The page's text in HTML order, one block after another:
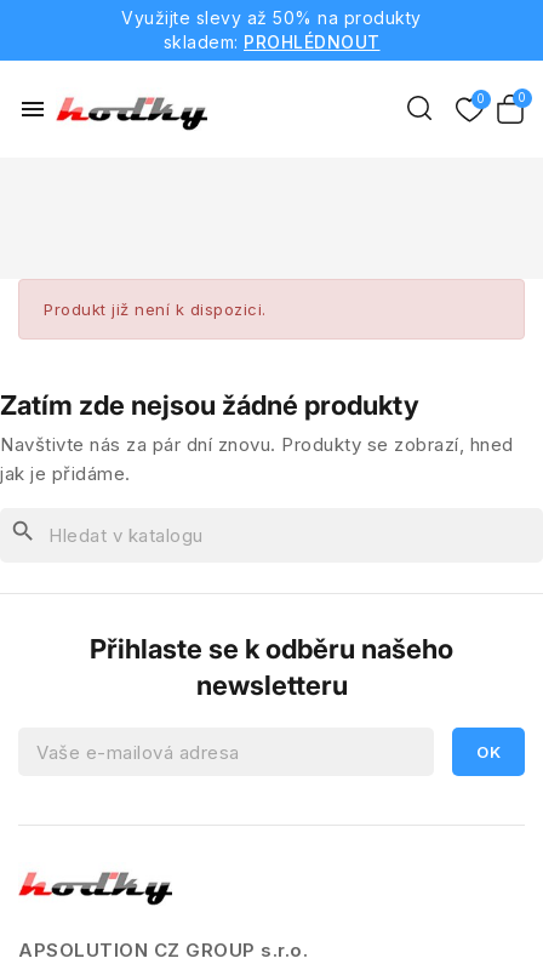
Využijte slevy až 50% na produkty
skladem: PROHLÉDNOUT
menu
Produkt již není k dispozici.
Zatím zde nejsou žádné produkty
Navštivte nás za pár dní znovu. Produkty se zobrazí, hned
jak je přidáme.
search
Přihlaste se k odběru našeho
newsletteru
APSOLUTION CZ GROUP s.r.o.